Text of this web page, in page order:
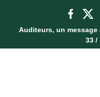
Auditeurs, un message
33 /